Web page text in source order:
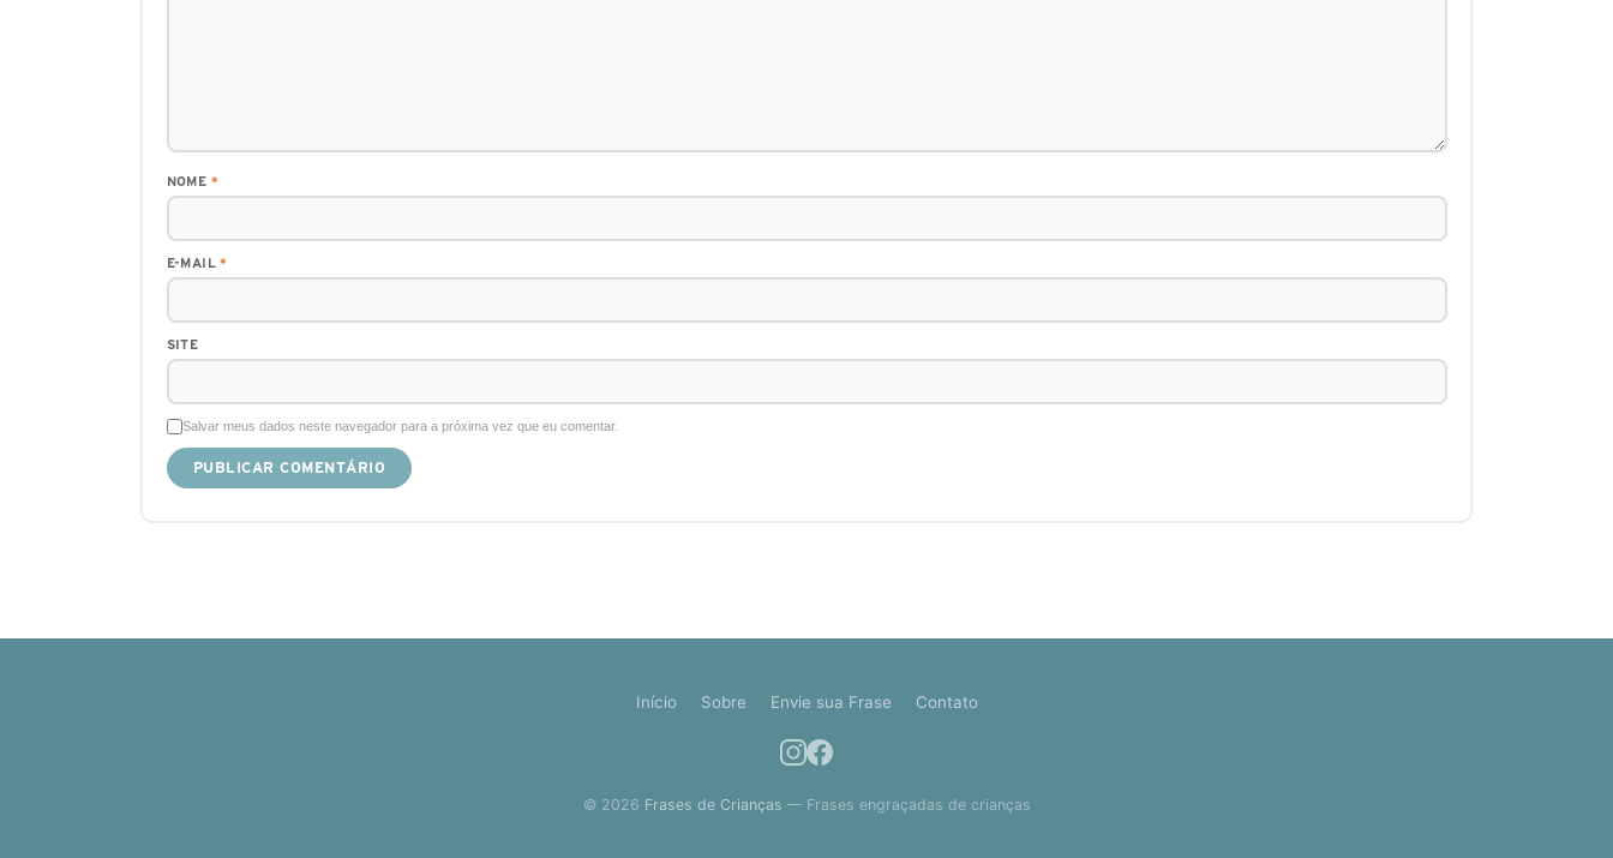
NOME *
E-MAIL*
SITE
Salvar meus dados neste navegador para a próxima vez que eu comentar.
Início Sobre Envie sua Frase Contato
© 2026 Frases de Crianças — Frases engraçadas de crianças